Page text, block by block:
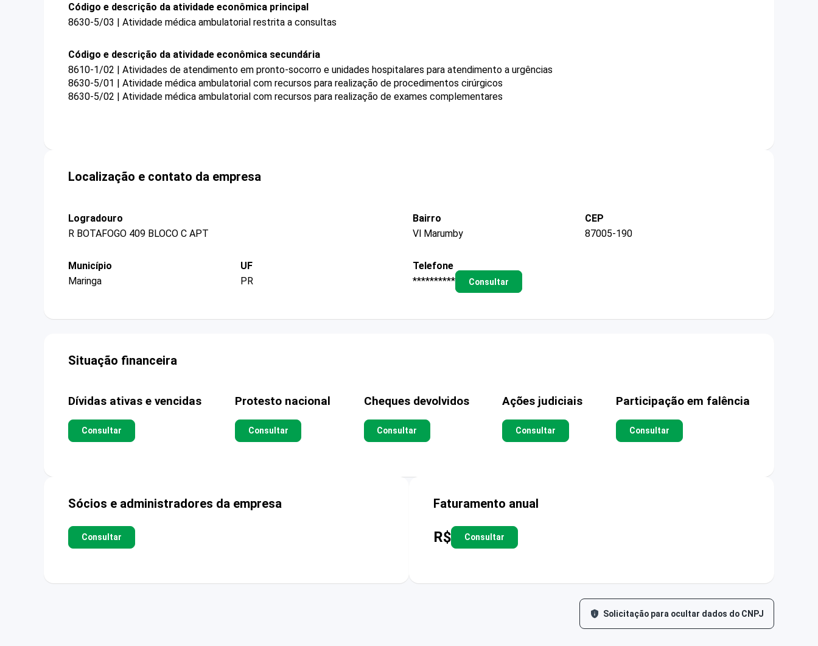
Código e descrição da atividade econômica principal
8630-5/03 | Atividade médica ambulatorial restrita a consultas
Código e descrição da atividade econômica secundária
8610-1/02 | Atividades de atendimento em pronto-socorro e unidades hospitalares para atendimento a urgências
8630-5/01 | Atividade médica ambulatorial com recursos para realização de procedimentos cirúrgicos
8630-5/02 | Atividade médica ambulatorial com recursos para realização de exames complementares
Localização e contato da empresa
Logradouro
R BOTAFOGO 409 BLOCO C APT
Bairro
Vl Marumby
CEP
87005-190
Município
Maringa
UF
PR
Telefone
**********
Consultar
Situação financeira
Dívidas ativas e vencidas
Consultar
Protesto nacional
Consultar
Cheques devolvidos
Consultar
Ações judiciais
Consultar
Participação em falência
Consultar
Sócios e administradores da empresa
Consultar
Faturamento anual
R$ Consultar
Solicitação para ocultar dados do CNPJ